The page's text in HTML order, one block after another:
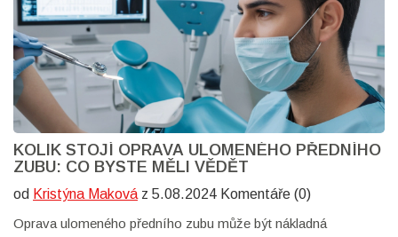
KOLIK STOJÍ OPRAVA ULOMENÉHO PŘEDNÍHO
ZUBU: CO BYSTE MĚLI VĚDĚT
od Kristýna Maková z 5.08.2024 Komentáře (0)
Oprava ulomeného předního zubu může být nákladná